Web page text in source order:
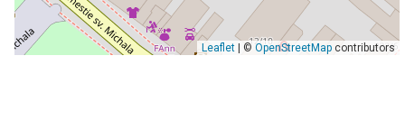
Leaflet| © OpenStreetMapcontributors